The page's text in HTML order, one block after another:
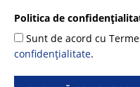
Politica de
Sunt de acord cu
confidențialitate.